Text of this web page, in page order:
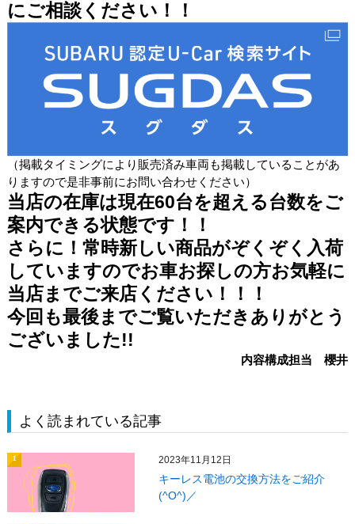
にご相談ください！！
（掲載タイミングにより販売済み車両も掲載していることがあ
りますので是非事前にお問い合わせください）
当店の在庫は現在60台を超える台数をご
案内できる状態です！！
さらに！常時新しい商品がぞくぞく入荷
していますのでお車お探しの方お気軽に
当店までご来店ください！！！
今回も最後までご覧いただきありがとう
ございました!!
内容構成担当 櫻井
よく読まれている記事
1 2023年11月12日
キーレス電池の交換方法をご紹介
(^O^)／